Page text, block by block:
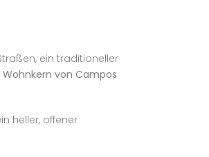
ein traditioneller
Wohnkern von Campos
heller, offener